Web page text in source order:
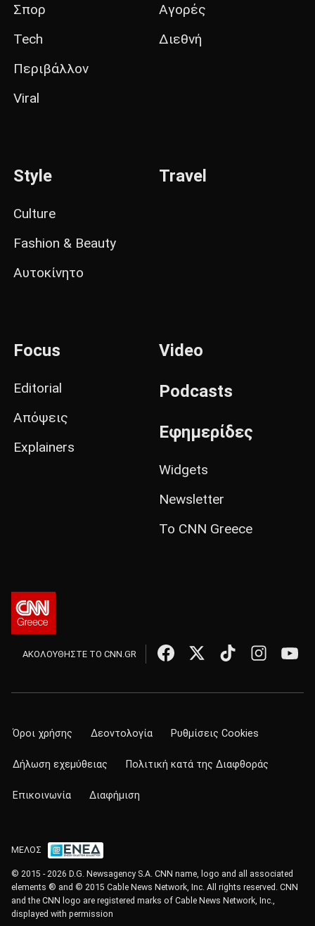
Σπορ
Tech
Περιβάλλον
Viral
Αγορές
Διεθνή
Style
Culture
Fashion & Beauty
Αυτοκίνητο
Travel
Focus
Editorial
Απόψεις
Explainers
Video
Podcasts
Εφημερίδες
Widgets
Newsletter
Το CNN Greece
ΑΚΟΛΟΥΘΗΣΤΕ ΤΟ CNN.GR
Όροι χρήσης Δεοντολογία Ρυθμίσεις Cookies
Δήλωση εχεμύθειας Πολιτική κατά της Διαφθοράς
Επικοινωνία Διαφήμιση
ΜΕΛΟΣ
© 2015 - 2026 D.G. Newsagency S.A. CNN name, logo and all associated
elements ® and © 2015 Cable News Network, Inc. All rights reserved. CNN
and the CNN logo are registered marks of Cable News Network, Inc.,
displayed with permission